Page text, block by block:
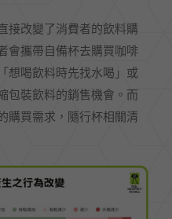
接改變了消費者的飲料購
會攜帶自備杯去購買咖啡
想喝飲料時先找水喝」或
包裝飲料的銷售機會。而
購買需求，隨行杯相關清